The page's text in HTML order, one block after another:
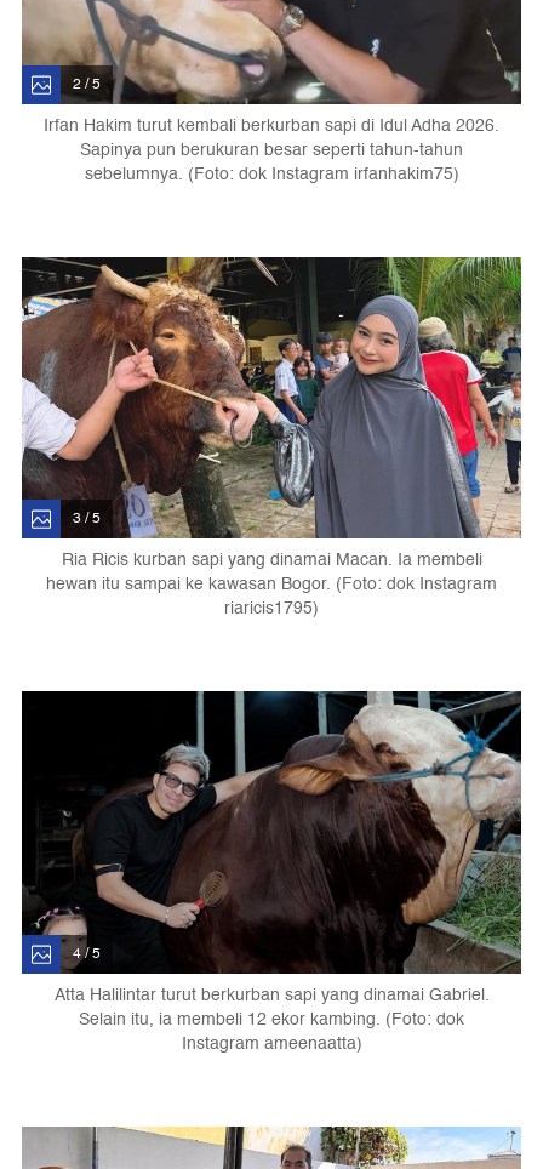
2 / 5
Irfan Hakim turut kembali berkurban sapi di Idul Adha 2026.
Sapinya pun berukuran besar seperti tahun-tahun
sebelumnya. (Foto: dok Instagram irfanhakim75)
3 / 5
Ria Ricis kurban sapi yang dinamai Macan. Ia membeli
hewan itu sampai ke kawasan Bogor. (Foto: dok Instagram
riaricis1795)
4 / 5
Atta Halilintar turut berkurban sapi yang dinamai Gabriel.
Selain itu, ia membeli 12 ekor kambing. (Foto: dok
Instagram ameenaatta)